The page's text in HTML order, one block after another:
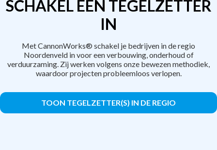
SCHAKEL EEN TEGELZETTER
IN
Met CannonWorks® schakel je bedrijven in de regio
Noordenveld in voor een verbouwing, onderhoud of
verduurzaming. Zij werken volgens onze bewezen methodiek,
waardoor projecten probleemloos verlopen.
TOON TEGELZETTER(S) IN DE REGIO